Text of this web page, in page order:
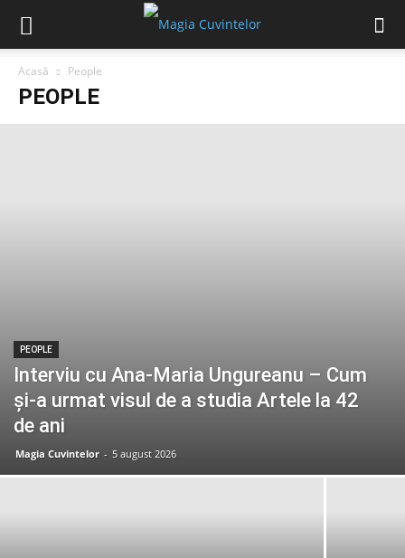
Acasă People
PEOPLE
PEOPLE
Interviu cu Ana-Maria Ungureanu – Cum
și-a urmat visul de a studia Artele la 42
de ani
Magia Cuvintelor - 5 august 2026